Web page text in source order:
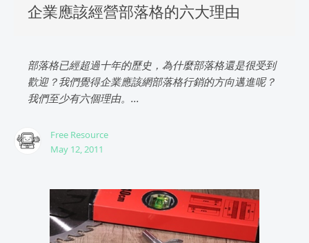
企業應該經營部落格的六大理由
部落格已經超過十年的歷史，為什麼部落格還是很受到
歡迎？我們覺得企業應該網部落格行銷的方向邁進呢？
我們至少有六個理由。...
Free Resource
May 12, 2011